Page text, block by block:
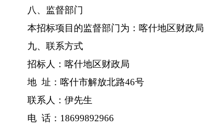
八、监督部门
本招标项目的监督部门为 ：喀什地区财政局
九、联系方式
招标人： 喀什地区财政局
地址： 喀什市解放北路46号
联系 人：伊先生
电话： 18699892966